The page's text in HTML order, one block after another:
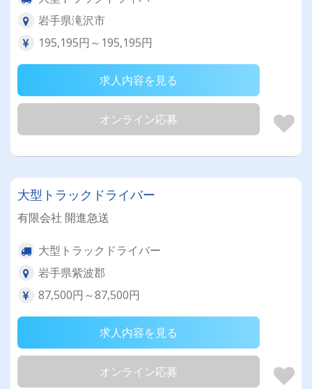
岩手県滝沢市
195,195円～195,195円
求人内容を見る
オンライン応募
大型トラックドライバー
有限会社 開進急送
大型トラックドライバー
岩手県紫波郡
87,500円～87,500円
求人内容を見る
オンライン応募